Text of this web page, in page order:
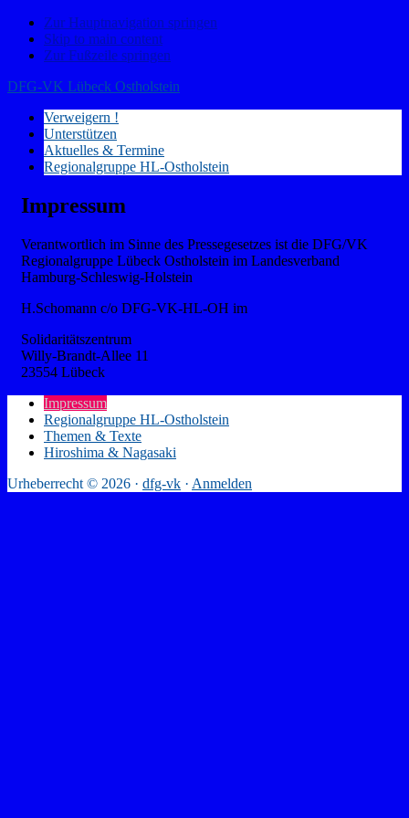
Zur Hauptnavigation springen
Skip to main content
Zur Fußzeile springen
DFG-VK Lübeck Ostholstein
Verweigern !
Unterstützen
Aktuelles & Termine
Regionalgruppe HL-Ostholstein
Impressum
Verantwortlich im Sinne des Pressegesetzes ist die DFG/VK
Regionalgruppe Lübeck Ostholstein im Landesverband
Hamburg-Schleswig-Holstein
H.Schomann c/o DFG-VK-HL-OH im
Solidaritätszentrum
Willy-Brandt-Allee 11
23554 Lübeck
Impressum
Regionalgruppe HL-Ostholstein
Themen & Texte
Hiroshima & Nagasaki
Urheberrecht © 2026 · dfg-vk · Anmelden